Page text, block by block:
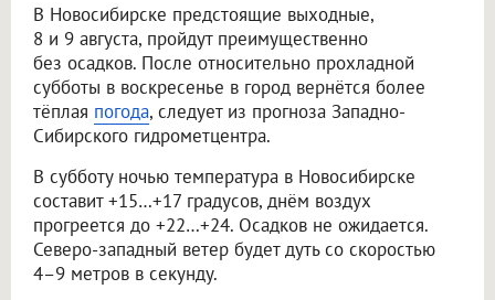
В Новосибирске предстоящие выходные,
8 и 9 августа, пройдут преимущественно
без осадков. После относительно прохладной
субботы в воскресенье в город вернётся более
тёплая погода, следует из прогноза Западно-
Сибирского гидрометцентра.
В субботу ночью температура в Новосибирске
составит +15…+17 градусов, днём воздух
прогреется до +22…+24. Осадков не ожидается.
Северо-западный ветер будет дуть со скоростью
4–9 метров в секунду.